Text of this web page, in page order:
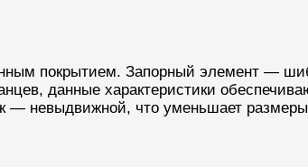
покрытием. Запорный элемент —
данные характеристики
— невыдвижной, что уменьшает